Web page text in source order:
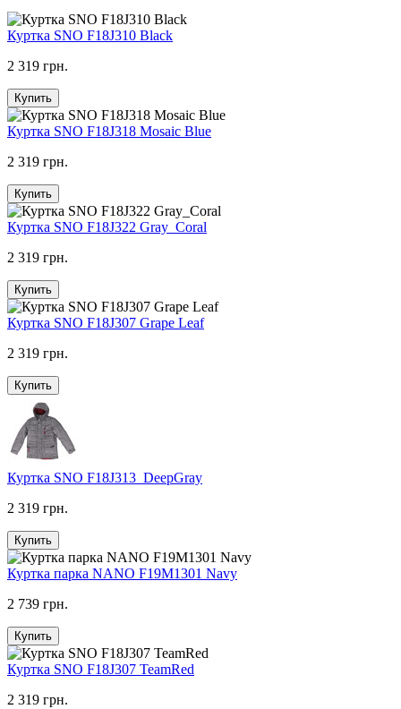
Куртка SNO F18J310 Black
2 319 грн.
Купить
Куртка SNO F18J318 Mosaic Blue
2 319 грн.
Купить
Куртка SNO F18J322 Gray_Coral
2 319 грн.
Купить
Куртка SNO F18J307 Grape Leaf
2 319 грн.
Купить
Куртка SNO F18J313_DeepGray
2 319 грн.
Купить
Куртка парка NANO F19M1301 Navy
2 739 грн.
Купить
Куртка SNO F18J307 TeamRed
2 319 грн.